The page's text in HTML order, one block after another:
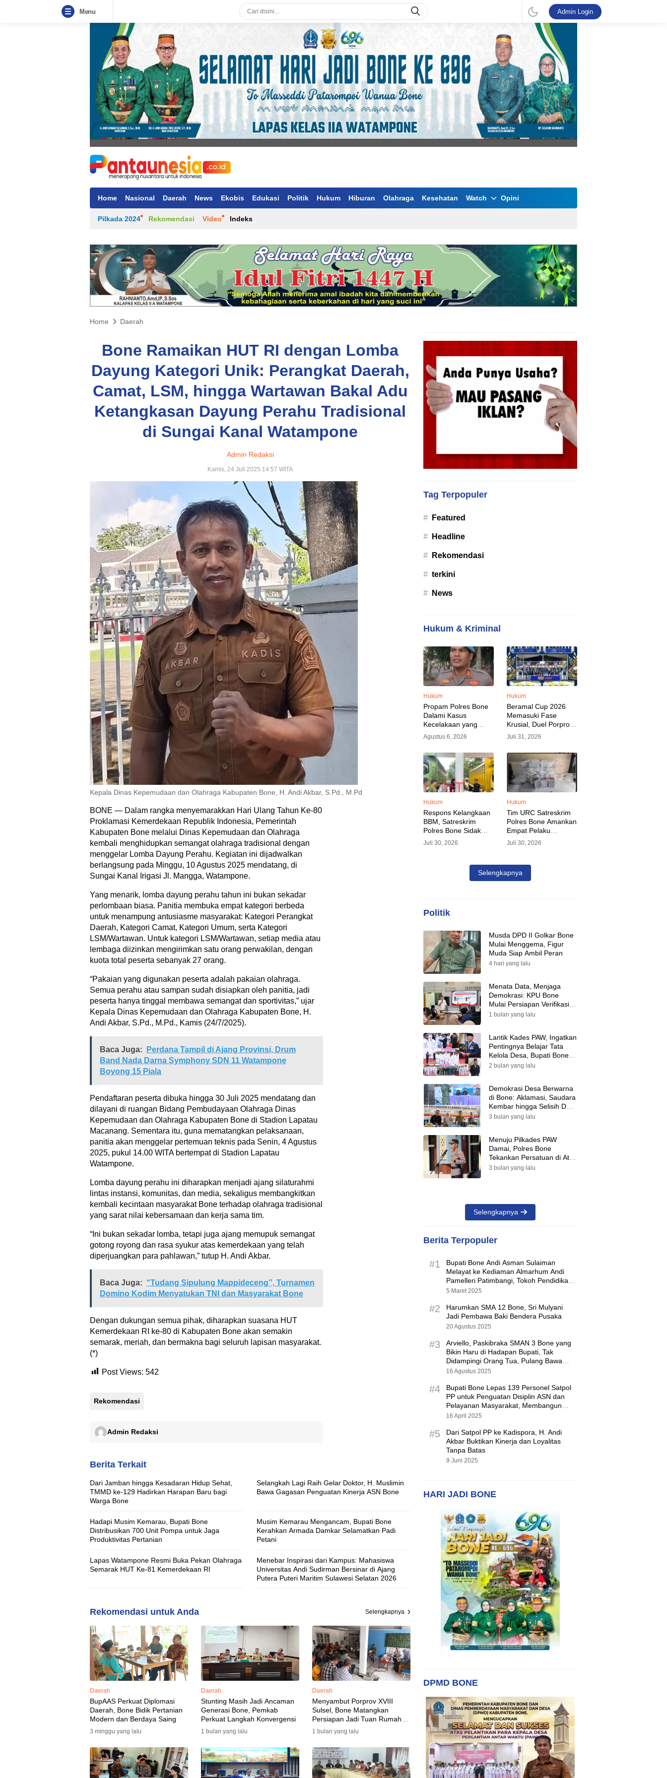
Menu Admin Login
Home Nasional Daerah News Ekobis Edukasi Politik Hukum Hiburan Olahraga Kesehatan Watch Opini
Pilkada 2024 Rekomendasi Video Indeks
Home Daerah
Bone Ramaikan HUT RI dengan Lomba
Dayung Kategori Unik: Perangkat Daerah,
Camat, LSM, hingga Wartawan Bakal Adu
Ketangkasan Dayung Perahu Tradisional
di Sungai Kanal Watampone
Admin Redaksi
Kamis, 24 Juli 2025 14:57 WITA
Kepala Dinas Kepemudaan dan Olahraga Kabupaten Bone, H. Andi Akbar, S.Pd., M.Pd
BONE — Dalam rangka menyemarakkan Hari Ulang Tahun Ke-80
Proklamasi Kemerdekaan Republik Indonesia, Pemerintah
Kabupaten Bone melalui Dinas Kepemudaan dan Olahraga
kembali menghidupkan semangat olahraga tradisional dengan
menggelar Lomba Dayung Perahu. Kegiatan ini dijadwalkan
berlangsung pada Minggu, 10 Agustus 2025 mendatang, di
Sungai Kanal Irigasi Jl. Mangga, Watampone.
Yang menarik, lomba dayung perahu tahun ini bukan sekadar
perlombaan biasa. Panitia membuka empat kategori berbeda
untuk menampung antusiasme masyarakat: Kategori Perangkat
Daerah, Kategori Camat, Kategori Umum, serta Kategori
LSM/Wartawan. Untuk kategori LSM/Wartawan, setiap media atau
lembaga diizinkan mengirimkan satu orang perwakilan, dengan
kuota total peserta sebanyak 27 orang.
“Pakaian yang digunakan peserta adalah pakaian olahraga.
Semua perahu atau sampan sudah disiapkan oleh panitia, jadi
peserta hanya tinggal membawa semangat dan sportivitas,” ujar
Kepala Dinas Kepemudaan dan Olahraga Kabupaten Bone, H.
Andi Akbar, S.Pd., M.Pd., Kamis (24/7/2025).
Baca Juga:
Perdana Tampil di Ajang Provinsi, Drum
Band Nada Darna Symphony SDN 11 Watampone
Boyong 15 Piala
Pendaftaran peserta dibuka hingga 30 Juli 2025 mendatang dan
dilayani di ruangan Bidang Pembudayaan Olahraga Dinas
Kepemudaan dan Olahraga Kabupaten Bone di Stadion Lapatau
Macanang. Sementara itu, guna mematangkan pelaksanaan,
panitia akan menggelar pertemuan teknis pada Senin, 4 Agustus
2025, pukul 14.00 WITA bertempat di Stadion Lapatau
Watampone.
Lomba dayung perahu ini diharapkan menjadi ajang silaturahmi
lintas instansi, komunitas, dan media, sekaligus membangkitkan
kembali kecintaan masyarakat Bone terhadap olahraga tradisional
yang sarat nilai kebersamaan dan kerja sama tim.
“Ini bukan sekadar lomba, tetapi juga ajang memupuk semangat
gotong royong dan rasa syukur atas kemerdekaan yang telah
diperjuangkan para pahlawan,” tutup H. Andi Akbar.
Baca Juga: “Tudang Sipulung Mappideceng”, Turnamen
Domino Kodim Menyatukan TNI dan Masyarakat Bone
Dengan dukungan semua pihak, diharapkan suasana HUT
Kemerdekaan RI ke-80 di Kabupaten Bone akan semakin
semarak, meriah, dan bermakna bagi seluruh lapisan masyarakat.
(*)
Post Views: 542
Rekomendasi
Admin Redaksi
Berita Terkait
Dari Jamban hingga Kesadaran Hidup Sehat,
TMMD ke-129 Hadirkan Harapan Baru bagi
Warga Bone
Selangkah Lagi Raih Gelar Doktor, H. Muslimin
Bawa Gagasan Penguatan Kinerja ASN Bone
Hadapi Musim Kemarau, Bupati Bone
Distribusikan 700 Unit Pompa untuk Jaga
Produktivitas Pertanian
Musim Kemarau Mengancam, Bupati Bone
Kerahkan Armada Damkar Selamatkan Padi
Petani
Lapas Watampone Resmi Buka Pekan Olahraga
Semarak HUT Ke-81 Kemerdekaan RI
Menebar Inspirasi dari Kampus: Mahasiswa
Universitas Andi Sudirman Bersinar di Ajang
Putera Puteri Maritim Sulawesi Selatan 2026
Rekomendasi untuk Anda Selengkapnya
Daerah
BupAAS Perkuat Diplomasi
Daerah, Bone Bidik Pertanian
Modern dan Berdaya Saing
3 minggu yang lalu
Daerah
Stunting Masih Jadi Ancaman
Generasi Bone, Pemkab
Perkuat Langkah Konvergensi
1 bulan yang lalu
Daerah
Menyambut Porprov XVIII
Sulsel, Bone Matangkan
Persiapan Jadi Tuan Rumah
yang Berkesan: Wakil Bupati
Perkuat Koordinasi, Dispora
Targetkan Venue dan
Akomodasi Rampung
1 bulan yang lalu
Tag Terpopuler
# Featured
# Headline
# Rekomendasi
# terkini
# News
Hukum & Kriminal
Hukum
Propam Polres Bone
Dalami Kasus
Kecelakaan yang
Libatkan Oknum
Polisi, Pelaku Sudah
Diamankan
Agustus 6, 2026
Hukum
Beramal Cup 2026
Memasuki Fase
Krusial, Duel Porprov
Bone vs Trikora Wajo
Jadi Sorotan Malam
Ini
Juli 31, 2026
Hukum
Respons Kelangkaan
BBM, Satreskrim
Polres Bone Sidak
SPBU dan Pangkalan
LPG, AKP Alvin Aji
SPBU Agar Distribusi
BBM Tepat Sasaran
Juli 30, 2026
Hukum
Tim URC Satreskrim
Polres Bone Amankan
Empat Pelaku
Pencurian Aset PLN,
Kerugian Ditaksir
Juli 30, 2026
Selengkapnya
Politik
Musda DPD II Golkar Bone
Mulai Menggema, Figur
Muda Siap Ambil Peran
4 hari yang lalu
Menata Data, Menjaga
Demokrasi: KPU Bone
Mulai Persiapan Verifikasi
Partai Politik Menuju Pemilu
1 bulan yang lalu
Lantik Kades PAW, Ingatkan
Pentingnya Belajar Tata
Kelola Desa, Bupati Bone:
Tak Ada Lagi Kubu,
2 bulan yang lalu
Demokrasi Desa Berwarna
di Bone: Aklamasi, Saudara
Kembar hingga Selisih Dua
Suara Warnai Pilkades PAW
3 bulan yang lalu
Menuju Pilkades PAW
Damai, Polres Bone
Tekankan Persatuan di Atas
Perbedaan Pilihan
3 bulan yang lalu
Selengkapnya
Berita Terpopuler
#1
Bupati Bone Andi Asman Sulaiman
Melayat ke Kediaman Almarhum Andi
Pamelleri Patimbangi, Tokoh Pendidikan
Kabupaten Bone
5 Maret 2025
#2
Harumkan SMA 12 Bone, Sri Mulyani
Jadi Pembawa Baki Bendera Pusaka
20 Agustus 2025
#3
Arviello, Paskibraka SMAN 3 Bone yang
Bikin Haru di Hadapan Bupati, Tak
Didampingi Orang Tua, Pulang Bawa
Hadiah Motor
16 Agustus 2025
#4
Bupati Bone Lepas 139 Personel Satpol
PP untuk Penguatan Disiplin ASN dan
Pelayanan Masyarakat, Membangun
Pemerintahan yang Tertib dan Melayani
16 April 2025
#5
Dari Satpol PP ke Kadispora, H. Andi
Akbar Buktikan Kinerja dan Loyalitas
Tanpa Batas
9 Juni 2025
HARI JADI BONE
DPMD BONE